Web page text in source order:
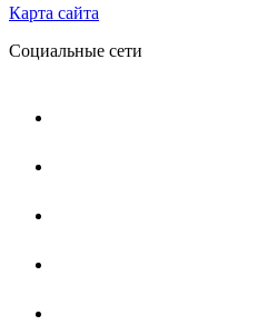
Карта сайта
Социальные сети